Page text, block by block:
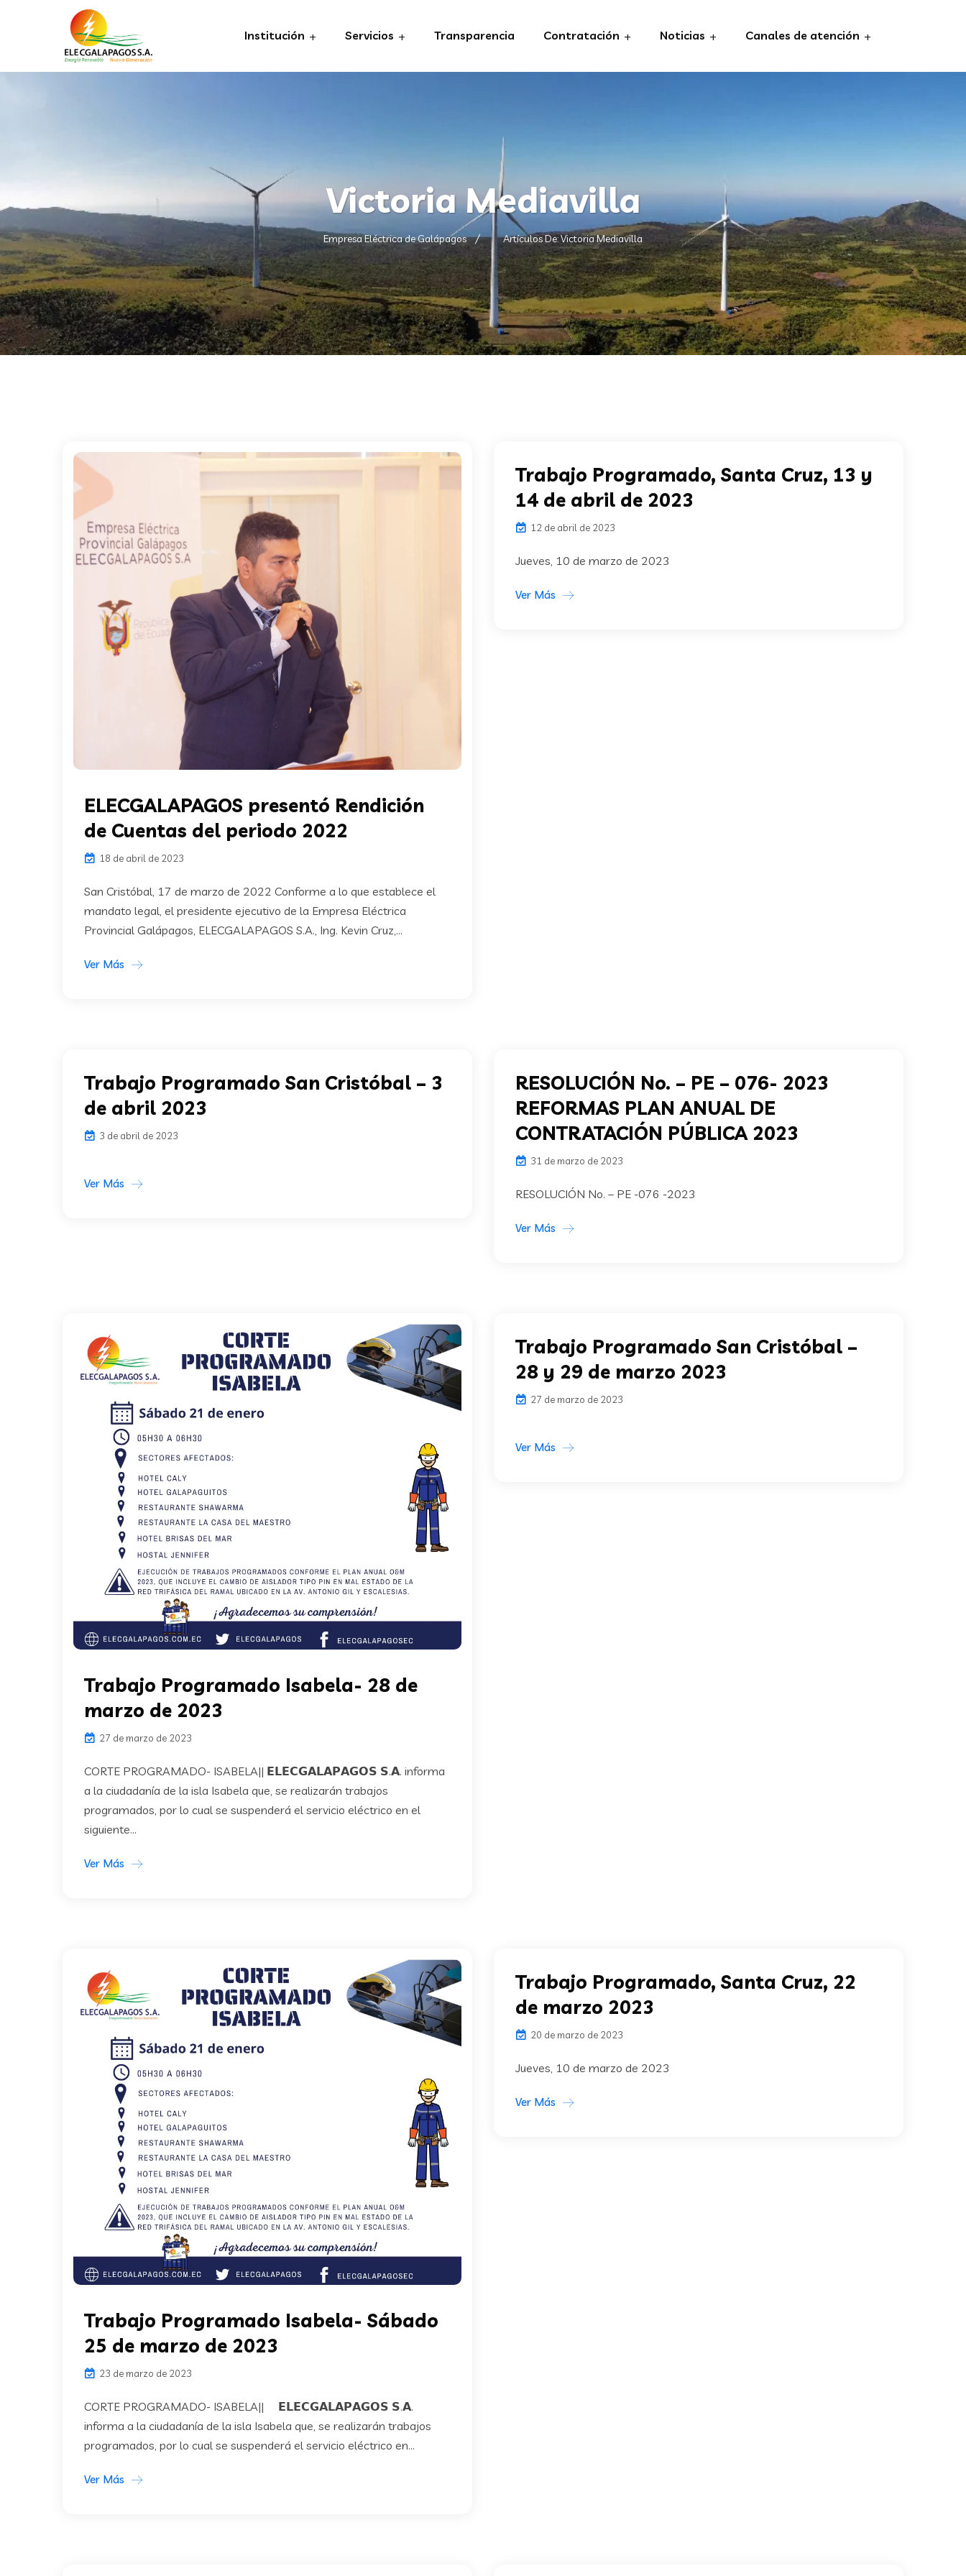
Institución Servicios Transparencia Contratación Noticias Canales de atención
Victoria Mediavilla
Empresa Eléctrica de Galápagos Artículos De: Victoria Mediavilla
ELECGALAPAGOS presentó Rendición
de Cuentas del periodo 2022
18 de abril de 2023
San Cristóbal, 17 de marzo de 2022 Conforme a lo que establece el
mandato legal, el presidente ejecutivo de la Empresa Eléctrica
Provincial Galápagos, ELECGALAPAGOS S.A., Ing. Kevin Cruz,...
Ver Más
Trabajo Programado, Santa Cruz, 13 y
14 de abril de 2023
12 de abril de 2023
Jueves, 10 de marzo de 2023
Ver Más
Trabajo Programado San Cristóbal – 3
de abril 2023
3 de abril de 2023
Ver Más
RESOLUCIÓN No. – PE – 076- 2023
REFORMAS PLAN ANUAL DE
CONTRATACIÓN PÚBLICA 2023
31 de marzo de 2023
RESOLUCIÓN No. – PE -076 -2023
Ver Más
Trabajo Programado Isabela- 28 de
marzo de 2023
27 de marzo de 2023
CORTE PROGRAMADO- ISABELA|| 𝗘𝗟𝗘𝗖𝗚𝗔𝗟𝗔𝗣𝗔𝗚𝗢𝗦 𝗦.𝗔. informa
a la ciudadanía de la isla Isabela que, se realizarán trabajos
programados, por lo cual se suspenderá el servicio eléctrico en el
siguiente...
Ver Más
Trabajo Programado San Cristóbal –
28 y 29 de marzo 2023
27 de marzo de 2023
Ver Más
Trabajo Programado Isabela- Sábado
25 de marzo de 2023
23 de marzo de 2023
CORTE PROGRAMADO- ISABELA|| 𝗘𝗟𝗘𝗖𝗚𝗔𝗟𝗔𝗣𝗔𝗚𝗢𝗦 𝗦.𝗔.
informa a la ciudadanía de la isla Isabela que, se realizarán trabajos
programados, por lo cual se suspenderá el servicio eléctrico en...
Ver Más
Trabajo Programado, Santa Cruz, 22
de marzo 2023
20 de marzo de 2023
Jueves, 10 de marzo de 2023
Ver Más